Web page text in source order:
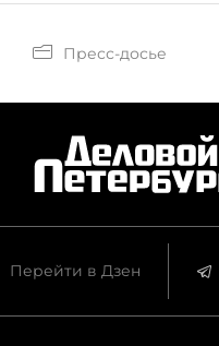
Пресс-досье
Перейти в Дзен